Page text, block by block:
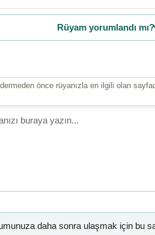
Rüyam yorumlandı mı?
önce rüyanızla en ilgili olan
daha sonra ulaşmak için bu